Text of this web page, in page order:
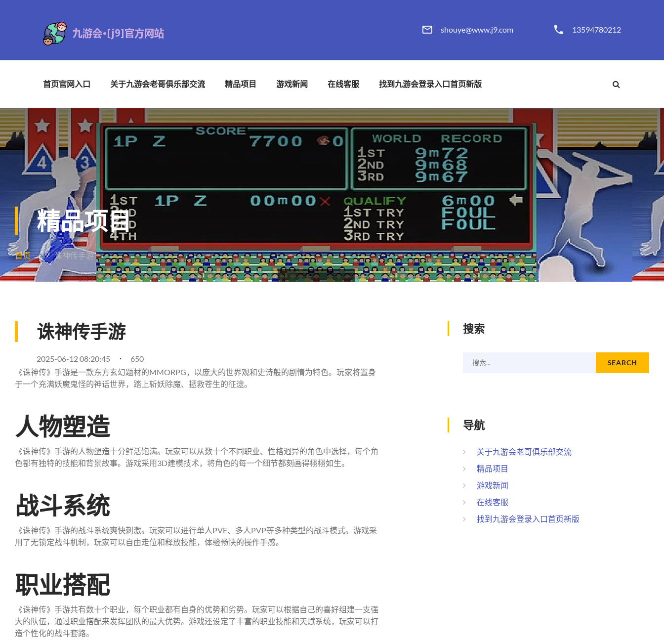
shouye@www.j9.com 13594780212
首页官网入口 关于九游会老哥俱乐部交流 精品项目 游戏新闻 在线客服 找到九游会登录入口首页新版
精品项目
首页 诛神传手游
诛神传手游
2025-06-12 08:20:45
650
《诛神传》手游是一款东方玄幻题材的MMORPG，以庞大的世界观和史诗般的剧情为特色。玩家将置身
于一个充满妖魔鬼怪的神话世界，踏上斩妖除魔、拯救苍生的征途。
人物塑造
《诛神传》手游的人物塑造十分鲜活饱满。玩家可以从数十个不同职业、性格迥异的角色中选择，每个角
色都有独特的技能和背景故事。游戏采用3D建模技术，将角色的每一个细节都刻画得栩栩如生。
战斗系统
《诛神传》手游的战斗系统爽快刺激。玩家可以进行单人PVE、多人PVP等多种类型的战斗模式。游戏采
用了无锁定战斗机制，玩家可以自由走位和释放技能，体验畅快的操作手感。
职业搭配
《诛神传》手游共有数十个职业，每个职业都有自身的优势和劣势。玩家可以根据自己的喜好组建一支强
大的队伍，通过职业搭配来发挥团队的最大优势。游戏还设定了丰富的职业技能和天赋系统，玩家可以打
造个性化的战斗套路。
搜索
搜索... SEARCH
导航
关于九游会老哥俱乐部交流
精品项目
游戏新闻
在线客服
找到九游会登录入口首页新版